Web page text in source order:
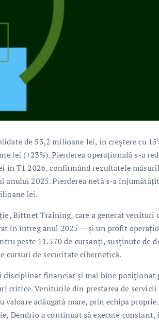
de 53,2 milioane lei, în creștere cu
lei (+23%). Pierderea operațională s-a
în T1 2026, confirmând rezultatele
anului 2025. Pierderea netă s-a înjumătățit
lei.
Bittnet Training, care a generat venituri
în întreg anul 2025 — și un profit
peste 11.570 de cursanți, susținute de
cursuri de securitate cibernetică.
disciplinat financiar și mai bine poziționat
critice. Veniturile din prestarea de servicii
valoare adăugată mare, prin echipa proprie,
Dendrio a continuat să execute constant,